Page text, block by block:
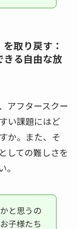
取り戻す：
る自由な放
アフタースクー
い課題にはど
か。また、そ
しての難しさを
と思うの
子様たち